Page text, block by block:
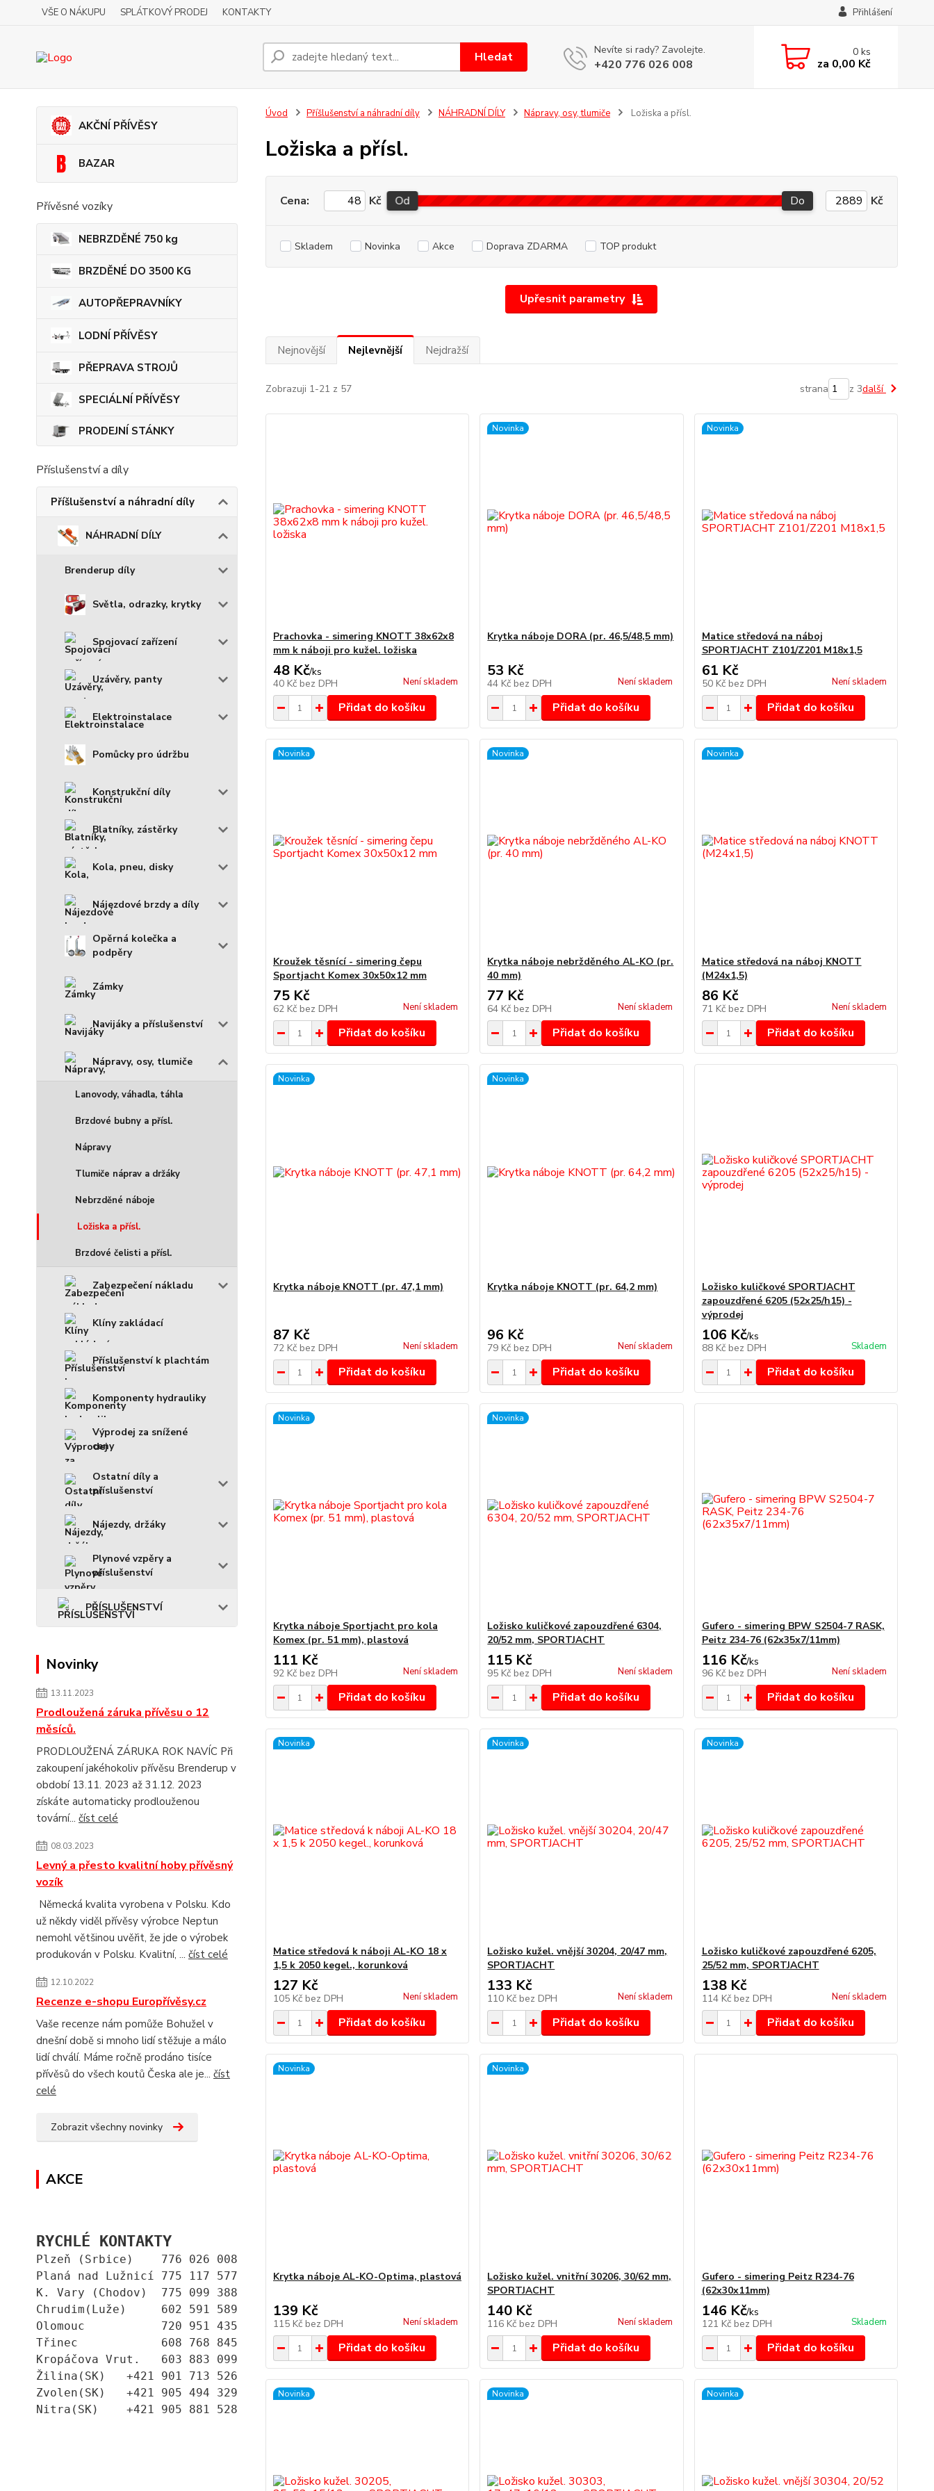
VŠE O NÁKUPU SPLÁTKOVÝ PRODEJ KONTAKTY Přihlášení
Hledat Nevíte si rady? Zavolejte.
+420 776 026 008
0ks
za 0,00 Kč
AKČNÍ PŘÍVĚSY
BAZAR
Přívěsné vozíky
NEBRZDĚNÉ 750 kg
BRZDĚNÉ DO 3500 KG
AUTOPŘEPRAVNÍKY
LODNÍ PŘÍVĚSY
PŘEPRAVA STROJŮ
SPECIÁLNÍ PŘÍVĚSY
PRODEJNÍ STÁNKY
Příslušenství a díly
Příšlušenství a náhradní díly
NÁHRADNÍ DÍLY
Brenderup díly
Světla, odrazky, krytky
Spojovací zařízení
Uzávěry, panty
Elektroinstalace
Pomůcky pro údržbu
Konstrukční díly
Blatníky, zástěrky
Kola, pneu, disky
Nájezdové brzdy a díly
Opěrná kolečka a
podpěry
Zámky
Navijáky a příslušenství
Nápravy, osy, tlumiče
Lanovody, váhadla, táhla
Brzdové bubny a přísl.
Nápravy
Tlumiče náprav a držáky
Nebrzděné náboje
Ložiska a přísl.
Brzdové čelisti a přísl.
Zabezpečení nákladu
Klíny zakládací
Příslušenství k plachtám
Komponenty hydrauliky
Výprodej za snížené
ceny
Ostatní díly a
příslušenství
Nájezdy, držáky
Plynové vzpěry a
příslušenství
PŘÍSLUŠENSTVÍ
Novinky
13.11.2023
Prodloužená záruka přívěsu o 12
měsíců.
PRODLOUŽENÁ ZÁRUKA ROK NAVÍC Při
zakoupení jakéhokoliv přívěsu Brenderup v
období 13.11. 2023 až 31.12. 2023
získáte automaticky prodlouženou
tovární... číst celé
08.03.2023
Levný a přesto kvalitní hoby přívěsný
vozík
Německá kvalita vyrobena v Polsku. Kdo
už někdy viděl přívěsy výrobce Neptun
nemohl většinou uvěřit, že jde o výrobek
produkován v Polsku. Kvalitní, ... číst celé
12.10.2022
Recenze e-shopu Europřívěsy.cz
Vaše recenze nám pomůže Bohužel v
dnešní době si mnoho lidí stěžuje a málo
lidí chválí. Máme ročně prodáno tisíce
přívěsů do všech koutů Česka ale je... číst
celé
Zobrazit všechny novinky
AKCE
RYCHLÉ KONTAKTY
Plzeň (Srbice)    776 026 008
Planá nad Lužnicí 775 117 577
K. Vary (Chodov)  775 099 388
Chrudim(Luže)     602 591 589
Olomouc           720 951 435
Třinec            608 768 845
Kropáčova Vrut.   603 883 099
Žilina(SK)   +421 901 713 526
Zvolen(SK)   +421 905 494 329
Nitra(SK)    +421 905 881 528
Úvod Příšlušenství a náhradní díly NÁHRADNÍ DÍLY Nápravy, osy, tlumiče Ložiska a přísl.
Ložiska a přísl.
Upřesnit parametry
Cena: Kč Od Do Kč
Skladem Novinka Akce Doprava ZDARMA TOP produkt
Nejnovější Nejlevnější Nejdražší
Zobrazuji 1-21 z 57 strana z 3další
Prachovka - simering KNOTT 38x62x8
mm k náboji pro kužel. ložiska
48 Kč/ks
40 Kč bez DPH Není skladem
Přidat do košíku
Novinka
Krytka náboje DORA (pr. 46,5/48,5 mm)
53 Kč
44 Kč bez DPH Není skladem
Přidat do košíku
Novinka
Matice středová na náboj
SPORTJACHT Z101/Z201 M18x1,5
61 Kč
50 Kč bez DPH Není skladem
Přidat do košíku
Novinka
Kroužek těsnící - simering čepu
Sportjacht Komex 30x50x12 mm
75 Kč
62 Kč bez DPH Není skladem
Přidat do košíku
Novinka
Krytka náboje nebržděného AL-KO (pr.
40 mm)
77 Kč
64 Kč bez DPH Není skladem
Přidat do košíku
Novinka
Matice středová na náboj KNOTT
(M24x1,5)
86 Kč
71 Kč bez DPH Není skladem
Přidat do košíku
Novinka
Krytka náboje KNOTT (pr. 47,1 mm)
87 Kč
72 Kč bez DPH Není skladem
Přidat do košíku
Novinka
Krytka náboje KNOTT (pr. 64,2 mm)
96 Kč
79 Kč bez DPH Není skladem
Přidat do košíku
Ložisko kuličkové SPORTJACHT
zapouzdřené 6205 (52x25/h15) -
výprodej
106 Kč/ks
88 Kč bez DPH Skladem
Přidat do košíku
Novinka
Krytka náboje Sportjacht pro kola
Komex (pr. 51 mm), plastová
111 Kč
92 Kč bez DPH Není skladem
Přidat do košíku
Novinka
Ložisko kuličkové zapouzdřené 6304,
20/52 mm, SPORTJACHT
115 Kč
95 Kč bez DPH Není skladem
Přidat do košíku
Gufero - simering BPW S2504-7 RASK,
Peitz 234-76 (62x35x7/11mm)
116 Kč/ks
96 Kč bez DPH Není skladem
Přidat do košíku
Novinka
Matice středová k náboji AL-KO 18 x
1,5 k 2050 kegel., korunková
127 Kč
105 Kč bez DPH Není skladem
Přidat do košíku
Novinka
Ložisko kužel. vnější 30204, 20/47 mm,
SPORTJACHT
133 Kč
110 Kč bez DPH Není skladem
Přidat do košíku
Novinka
Ložisko kuličkové zapouzdřené 6205,
25/52 mm, SPORTJACHT
138 Kč
114 Kč bez DPH Není skladem
Přidat do košíku
Novinka
Krytka náboje AL-KO-Optima, plastová
139 Kč
115 Kč bez DPH Není skladem
Přidat do košíku
Novinka
Ložisko kužel. vnitřní 30206, 30/62 mm,
SPORTJACHT
140 Kč
116 Kč bez DPH Není skladem
Přidat do košíku
Gufero - simering Peitz R234-76
(62x30x11mm)
146 Kč/ks
121 Kč bez DPH Skladem
Přidat do košíku
Novinka Novinka Novinka